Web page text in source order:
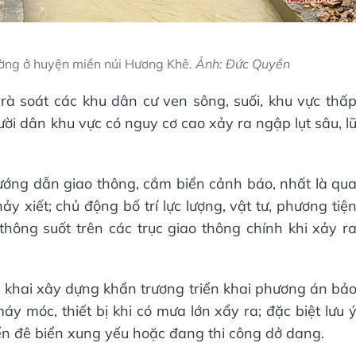
ở huyện miền núi Hương Khê. Ảnh: Đức Quyền
soát các khu dân cư ven sông, suối, khu vực thấp
dân khu vực có nguy cơ cao xảy ra ngập lụt sâu, lũ
dẫn giao thông, cắm biển cảnh báo, nhất là qua
xiết; chủ động bố trí lực lượng, vật tư, phương tiện
suốt trên các trục giao thông chính khi xảy ra
xây dựng khẩn trương triển khai phương án bảo
móc, thiết bị khi có mưa lớn xẩy ra; đặc biệt lưu ý
đê biển xung yếu hoặc đang thi công dở dang.